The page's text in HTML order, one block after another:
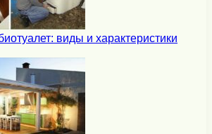
виды и характеристики